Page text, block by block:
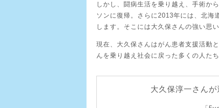
しかし、闘病生活を乗り越え、手術か
ソンに復帰。さらに2013年には、北海
します。そこには大久保さんの強い思
現在、大久保さんはがん患者支援活動
んを乗り越え社会に戻った多くの人た
大久保淳一さん